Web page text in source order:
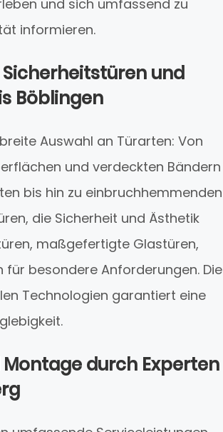
und sich umfassend zu
informieren.
und
Böblingen
Auswahl an Türarten: Von
und verdeckten Bändern
bis hin zu einbruchhemmenden
die Sicherheit und Ästhetik
maßgefertigte Glastüren,
besondere Anforderungen. Die
Technologien garantiert eine
durch Experten